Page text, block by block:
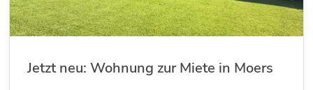
Jetzt neu: Wohnung zur Miete in Moers